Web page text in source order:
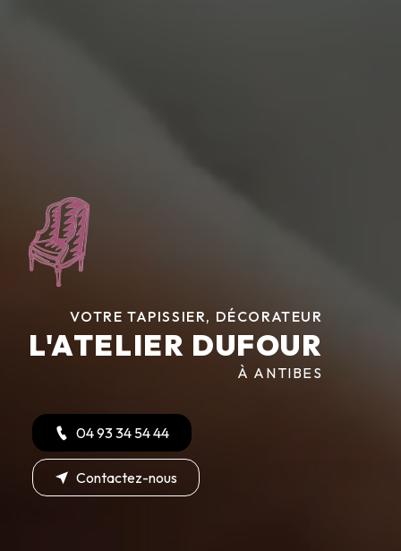
VOTRE TAPISSIER, DÉCORATEUR
L'ATELIER DUFOUR
À ANTIBES
04 93 34 54 44
Contactez-nous